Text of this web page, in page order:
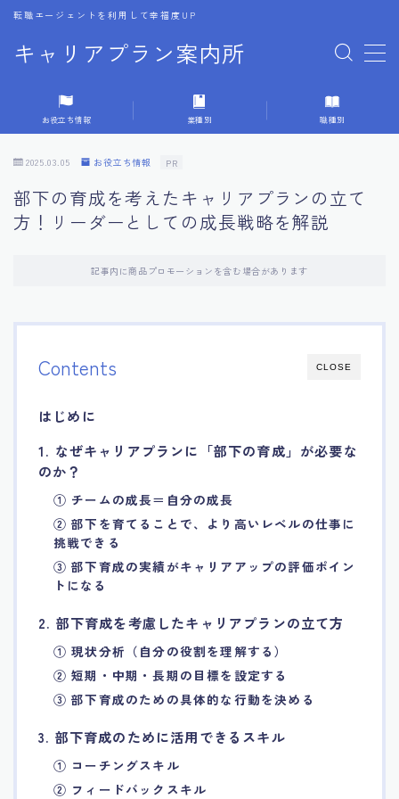
キャリアプラン案内所
転職エージェントを利用して幸福度UP
MENU
1.転職エージェントの選び方
3.キャリア相談時の質問リスト
4.キャリア目標設定の方法
5.キャリアチェンジの体験談
6.専門家からのアドバイス集
7.エージェント面談のポイント
8.非公開求人の魅力
9.年代別の目標設定ポイント
10.エージェント利用時の注意点
11.転職相談で分かる自分の強み
12.異業種への転職成功手法
14.エージェント利用者の成功事例集
お役立ち情報 業種別 職種別
2025.03.05 お役立ち情報 PR
部下の育成を考えたキャリアプランの立て
方！リーダーとしての成長戦略を解説
記事内に商品プロモーションを含む場合があります
CLOSE
Contents
はじめに
1. なぜキャリアプランに「部下の育成」が必要な
のか？
① チームの成長＝自分の成長
② 部下を育てることで、より高いレベルの仕事に
挑戦できる
③ 部下育成の実績がキャリアアップの評価ポイン
トになる
2. 部下育成を考慮したキャリアプランの立て方
① 現状分析（自分の役割を理解する）
② 短期・中期・長期の目標を設定する
③ 部下育成のための具体的な行動を決める
3. 部下育成のために活用できるスキル
① コーチングスキル
② フィードバックスキル